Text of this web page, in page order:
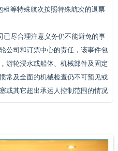
租等特殊航次按照特殊航次的退票
已尽合理注意义务仍不能避免的事
公司和订票中心的责任，该事件包
游轮浸水或船体、机械部件及固定
常及全面的机械检查仍不可预见或
或其它超出承运人控制范围的情况